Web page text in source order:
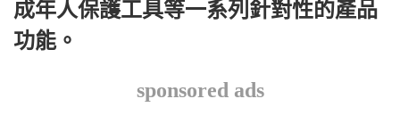
成年人保護工具等一系列針對性的產品
功能。
sponsored ads